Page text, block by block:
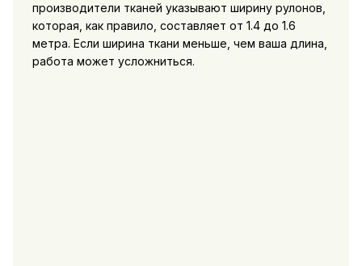
производители тканей указывают ширину рулонов,
которая, как правило, составляет от 1.4 до 1.6
метра. Если ширина ткани меньше, чем ваша длина,
работа может усложниться.